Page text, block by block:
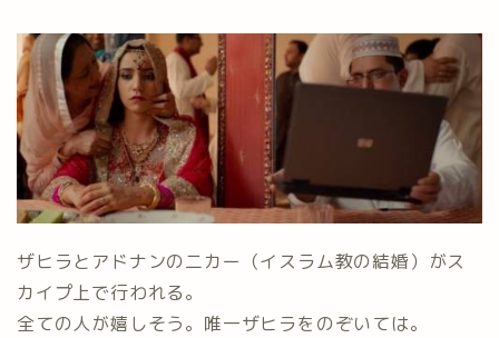
ザヒラとアドナンの二カー（イスラム教の結婚）がス
カイプ上で行われる。
全ての人が嬉しそう。唯一ザヒラをのぞいては。